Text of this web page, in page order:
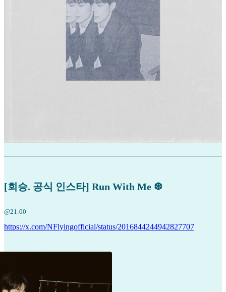
[회승. 공식 인스타] Run With Me ❆
@21:00
https://x.com/NFlyingofficial/status/2016844244942827707